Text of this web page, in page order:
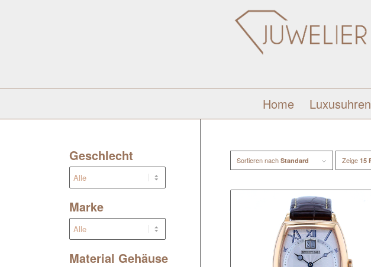
Home Luxusuhren
Sortieren nachStandard Zeige15
Geschlecht
Marke
Material Gehäuse